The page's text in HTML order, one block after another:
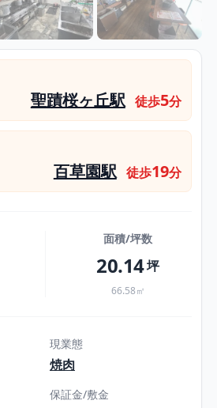
聖蹟桜ヶ丘駅 徒歩5分
百草園駅 徒歩19分
面積/坪数
20.14坪
66.58㎡
現業態
焼肉
保証金/敷金